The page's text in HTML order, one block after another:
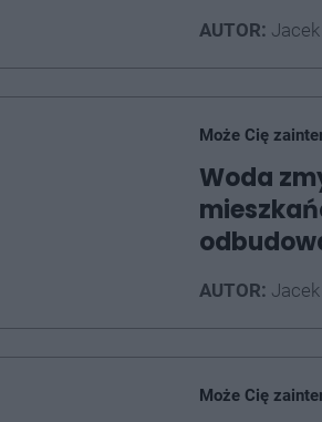
AUTOR:
Może Cię
Woda
AUTOR:
Może Cię